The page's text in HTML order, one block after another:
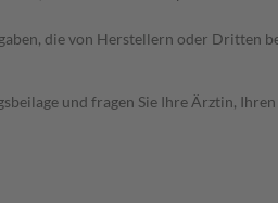
die von Herstellern oder Dritten
und fragen Sie Ihre Ärztin,